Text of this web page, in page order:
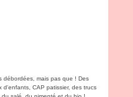
débordées, mais pas que ! Des
CAP patissier, des trucs